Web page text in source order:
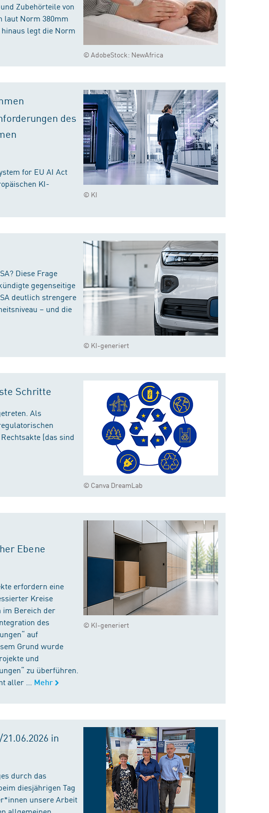
© AdobeStock: NewAfrica
Zubehörteile von
laut Norm 380mm
legt die Norm
© KI
des
for EU AI Act
KI-
© KI-generiert
Diese Frage
gegenseitige
deutlich strengere
– und die
© Canva DreamLab
Schritte
Als
(das sind
© KI-generiert
Ebene
erfordern eine
Kreise
im Bereich der
des
auf
Grund wurde
und
zu überführen.
aller ...
Mehr
in
durch das
diesjährigen Tag
unsere Arbeit